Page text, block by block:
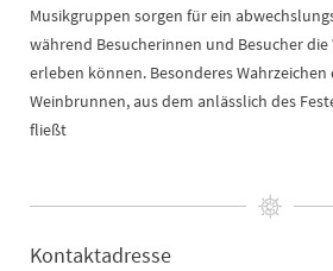
Musikgruppen sorgen für ein
während Besucherinnen und Besucher
erleben können. Besonderes Wahrzeichen
Weinbrunnen, aus dem anlässlich des
fließt
Kontaktadresse